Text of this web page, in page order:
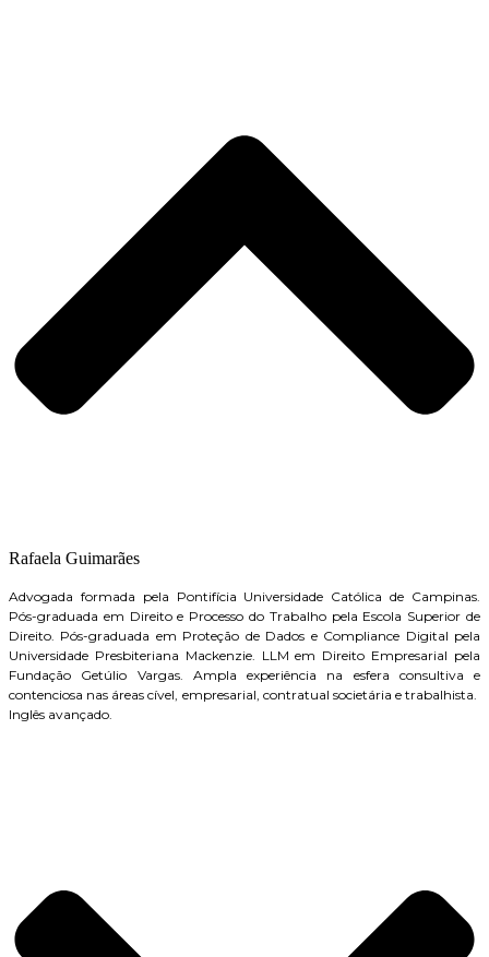
Rafaela Guimarães
Advogada formada pela Pontifícia Universidade Católica de Campinas.
Pós-graduada em Direito e Processo do Trabalho pela Escola Superior de
Direito. Pós-graduada em Proteção de Dados e Compliance Digital pela
Universidade Presbiteriana Mackenzie. LLM em Direito Empresarial pela
Fundação Getúlio Vargas. Ampla experiência na esfera consultiva e
contenciosa nas áreas cível, empresarial, contratual societária e trabalhista.
Inglês avançado.